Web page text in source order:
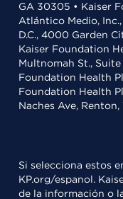
GA 30305 • Kaiser
Atlántico Medio,
D.C., 4000 Garden
Kaiser Foundation
Multnomah St.,
Foundation Health
Foundation Health
Naches Ave,
Si selecciona estos
KP.org/espanol.
de la información o